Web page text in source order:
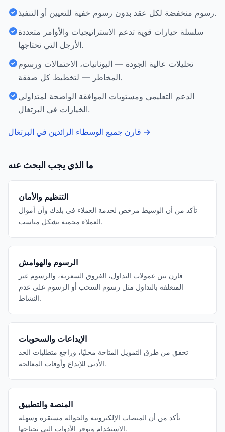
رسوم منخفضة لكل عقد بدون رسوم خفية للتعيين أو التنفيذ.
سلسلة خيارات قوية تدعم الاستراتيجيات والأوامر متعددة
الأرجل التي تحتاجها.
تحليلات عالية الجودة — اليونانيات، الاحتمالات ورسوم
المخاطر — لتخطيط كل صفقة.
الدعم التعليمي ومستويات الموافقة الواضحة لمتداولي
الخيارات في البرتغال.
قارن جميع الوسطاء الرائدين في البرتغال →
ما الذي يجب البحث عنه
التنظيم والأمان
تأكد من أن الوسيط مرخص لخدمة العملاء في بلدك وأن أموال
العملاء محمية بشكل مناسب.
الرسوم والهوامش
قارن بين عمولات التداول، الفروق السعرية، والرسوم غير
المتعلقة بالتداول مثل رسوم السحب أو الرسوم على عدم
النشاط.
الإيداعات والسحوبات
تحقق من طرق التمويل المتاحة محليًا، وراجع متطلبات الحد
الأدنى للإيداع وأوقات المعالجة.
المنصة والتطبيق
تأكد من أن المنصات الإلكترونية والجوالة مستقرة وسهلة
الاستخدام وتوفر الأدوات التي تحتاجها.